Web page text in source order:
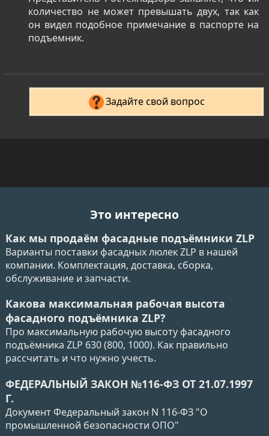
количество не может превышать двух, так как
он видел подобное примечание в паспорте на
подъемник.
Задайте свой вопрос
Это интересно
Как мы продаём фасадные подъёмники ZLP
Варианты поставки фасадных люлек ZLP в нашей
компании. Комплектация, доставка, сборка,
обслуживание и запчасти.
Какова максимальная рабочая высота
фасадного подъёмника ZLP?
Про максимальную рабочую высоту фасадного
подъёмника ZLP 630 (800, 1000). Как правильно
рассчитать и что нужно учесть.
ФЕДЕРАЛЬНЫЙ ЗАКОН №116-ФЗ ОТ 21.07.1997
Г.
Документ Федеральный закон N 116-ФЗ "О
промышленной безопасности ОПО"